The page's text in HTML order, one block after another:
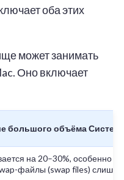
оба этих
может занимать
Оно включает
большого объёма
на 20–30%, особенно
файлы (swap files)